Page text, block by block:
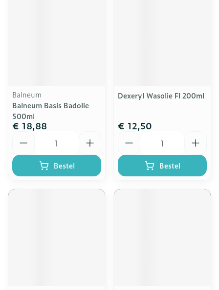
Balneum
Balneum Basis Badolie
500ml
€ 18,88
Bestel
Dexeryl Wasolie Fl 200ml
€ 12,50
Bestel